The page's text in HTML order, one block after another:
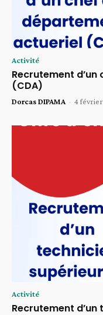
Activité
Recrutement
(CDA)
Dorcas DIPAMA - 4
Activité
Recrutement